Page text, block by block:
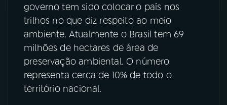
governo tem sido colocar o país nos
trilhos no que diz respeito ao meio
ambiente. Atualmente o Brasil tem 69
milhões de hectares de área de
preservação ambiental. O número
representa cerca de 10% de todo o
território nacional.